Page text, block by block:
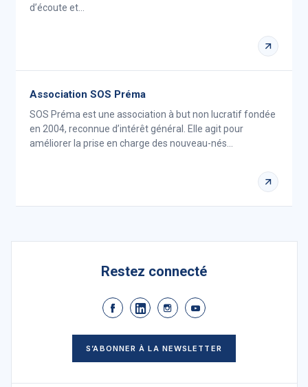
d’écoute et…
Association SOS Préma
SOS Préma est une association à but non lucratif fondée
en 2004, reconnue d’intérêt général. Elle agit pour
améliorer la prise en charge des nouveau-nés…
Restez connecté
S’ABONNER À LA NEWSLETTER